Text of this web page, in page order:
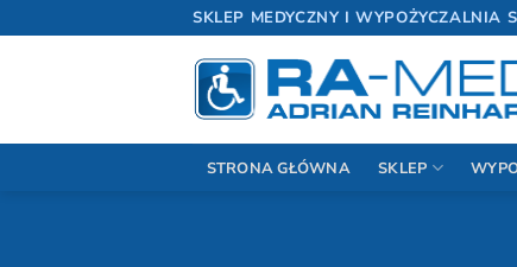
do
SKLEP MEDYCZNY I WYPOŻYCZALNIA
STRONA GŁÓWNA SKLEP